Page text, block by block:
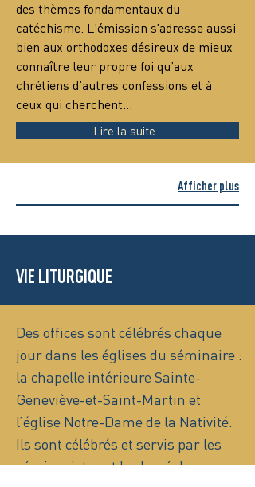
des thèmes fondamentaux du
catéchisme. L'émission s’adresse aussi
bien aux orthodoxes désireux de mieux
connaître leur propre foi qu’aux
chrétiens d’autres confessions et à
ceux qui cherchent…
Lire la suite...
Afficher plus
VIE LITURGIQUE
Des offices sont célébrés chaque
jour dans les églises du séminaire :
la chapelle intérieure Sainte-
Geneviève-et-Saint-Martin et
l’église Notre-Dame de la Nativité.
Ils sont célébrés et servis par les
séminaristes et le clergé du